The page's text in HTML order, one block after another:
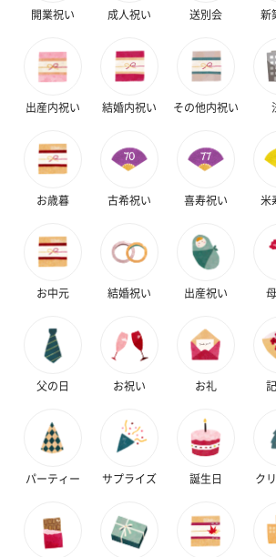
（ブルー）（748円）
（イエロー）（
ハンドタオル・ハンカチ
ハンドタオル・ハンカチを同梱してお届けい
の＋αにおすすめです。
花束ハンドタオル（ピ
ンク）（1,760円）
花束ハンドタオル
ルー）（1,760円）
キャンドル・お香
キャンドル・お香を同梱してお届けいたしま
開業祝い 成人祝い 送別会 新
出産内祝い 結婚内祝い その他内祝い
お歳暮 古希祝い 喜寿祝い 米
お中元 結婚祝い 出産祝い
父の日 お祝い お礼
パーティー サプライズ 誕生日 ク